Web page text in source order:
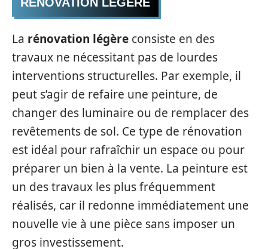
La rénovation légère consiste en des
travaux ne nécessitant pas de lourdes
interventions structurelles. Par exemple, il
peut s’agir de refaire une peinture, de
changer des luminaire ou de remplacer des
revêtements de sol. Ce type de rénovation
est idéal pour rafraîchir un espace ou pour
préparer un bien à la vente. La peinture est
un des travaux les plus fréquemment
réalisés, car il redonne immédiatement une
nouvelle vie à une pièce sans imposer un
gros investissement.